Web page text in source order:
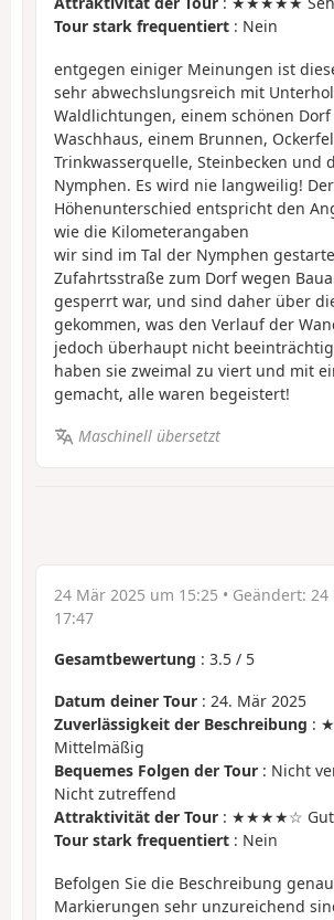
Tour stark frequentiert : Nein
entgegen einiger Meinungen ist
sehr abwechslungsreich mit
Waldlichtungen, einem schönen
Waschhaus, einem Brunnen,
Trinkwasserquelle, Steinbecken und
Nymphen. Es wird nie langweilig! Der
Höhenunterschied entspricht den
wie die Kilometerangaben
wir sind im Tal der Nymphen
Zufahrtsstraße zum Dorf wegen
gesperrt war, und sind daher über
gekommen, was den Verlauf der
jedoch überhaupt nicht
haben sie zweimal zu viert und mit
gemacht, alle waren begeistert!
Maschinell übersetzt
24 Mär 2025 um 15:25 • Geändert: 24
17:47
Gesamtbewertung : 3.5 / 5
Datum deiner Tour : 24. Mär 2025
Zuverlässigkeit der Beschreibung :
Mittelmäßig
Bequemes Folgen der Tour : Nicht
Nicht zutreffend
Attraktivität der Tour : ★★★★☆ Gut
Tour stark frequentiert : Nein
Befolgen Sie die Beschreibung
Markierungen sehr unzureichend